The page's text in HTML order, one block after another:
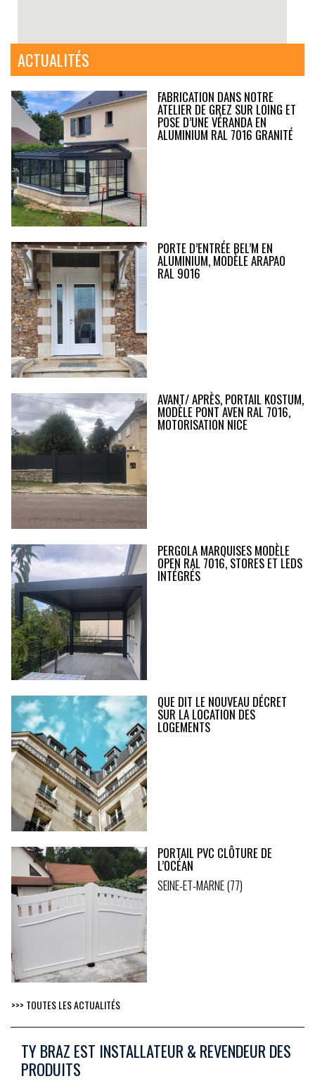
ACTUALITÉS
FABRICATION DANS NOTRE
ATELIER DE GREZ SUR LOING ET
POSE D’UNE VÉRANDA EN
ALUMINIUM RAL 7016 GRANITÉ
PORTE D’ENTRÉE BEL’M EN
ALUMINIUM, MODÈLE ARAPAO
RAL 9016
AVANT/ APRÈS, PORTAIL KOSTUM,
MODÈLE PONT AVEN RAL 7016,
MOTORISATION NICE
PERGOLA MARQUISES MODÈLE
OPEN RAL 7016, STORES ET LEDS
INTÉGRÉS
QUE DIT LE NOUVEAU DÉCRET
SUR LA LOCATION DES
LOGEMENTS
PORTAIL PVC CLÔTURE DE
L’OCÉAN
SEINE-ET-MARNE (77)
>>> TOUTES LES ACTUALITÉS
TY BRAZ EST INSTALLATEUR & REVENDEUR DES
PRODUITS